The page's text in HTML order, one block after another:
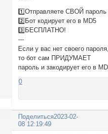
1️⃣Отправляете СВОЙ пароль
2️⃣Бот кодирует его в MD5
3️⃣БЕСПЛАТНО!
---
Если у вас нет своего
то бот сам ПРИДУМАЕТ
пароль и закодирует его в
0
Поделиться2023-02-
08 12:19:49